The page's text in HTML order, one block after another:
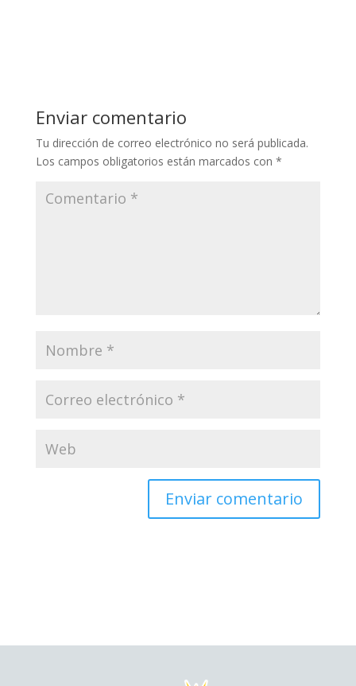
Enviar comentario
Tu dirección de correo electrónico no será publicada.
Los campos obligatorios están marcados con *